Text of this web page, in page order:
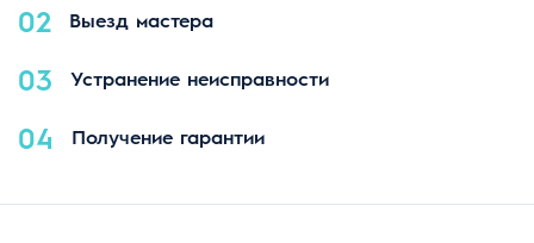
02 Выезд мастера
03 Устранение неисправности
04 Получение гарантии